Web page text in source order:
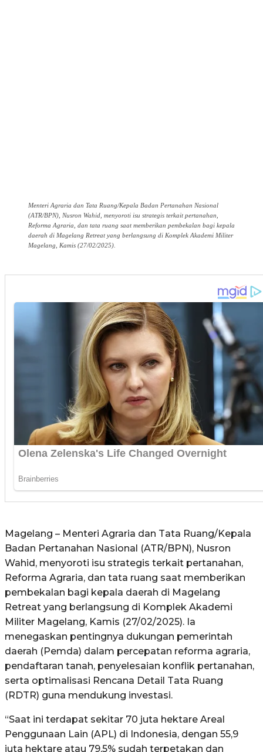
Menteri Agraria dan Tata Ruang/Kepala Badan Pertanahan Nasional
(ATR/BPN), Nusron Wahid, menyoroti isu strategis terkait pertanahan,
Reforma Agraria, dan tata ruang saat memberikan pembekalan bagi kepala
daerah di Magelang Retreat yang berlangsung di Komplek Akademi Militer
Magelang, Kamis (27/02/2025).
Magelang – Menteri Agraria dan Tata Ruang/Kepala
Badan Pertanahan Nasional (ATR/BPN), Nusron
Wahid, menyoroti isu strategis terkait pertanahan,
Reforma Agraria, dan tata ruang saat memberikan
pembekalan bagi kepala daerah di Magelang
Retreat yang berlangsung di Komplek Akademi
Militer Magelang, Kamis (27/02/2025). Ia
menegaskan pentingnya dukungan pemerintah
daerah (Pemda) dalam percepatan reforma agraria,
pendaftaran tanah, penyelesaian konflik pertanahan,
serta optimalisasi Rencana Detail Tata Ruang
(RDTR) guna mendukung investasi.
“Saat ini terdapat sekitar 70 juta hektare Areal
Penggunaan Lain (APL) di Indonesia, dengan 55,9
juta hektare atau 79,5% sudah terpetakan dan